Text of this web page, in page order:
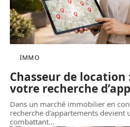
IMMO
Chasseur de location
votre recherche
Dans un marché immobilier en
recherche d'appartements devient
combattant…